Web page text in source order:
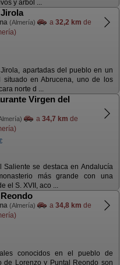
y árbol ...
(Almería) a 32,2 km de
apartadas del pueblo en un
situado en Abrucena, uno de los
norte d ...
Virgen del
a 34,7 km de
Saliente se destaca en Andalucía
más grande con una
el S. XVII, aco ...
(Almería) a 34,8 km de
conocidos en el pueblo de
de Lorenzo y Puntal Reondo son